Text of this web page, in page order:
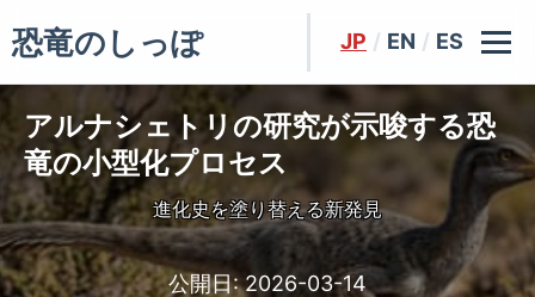
恐竜のしっぽ JP / EN / ES
アルナシェトリの研究が示唆する恐
竜の小型化プロセス
進化史を塗り替える新発見
公開日:2026-03-14